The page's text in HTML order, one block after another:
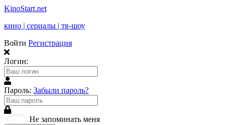
KinoStart.net
кино | сериалы | тв-шоу
Войти Регистрация
Логин:
Пароль: Забыли пароль?
Не запоминать меня